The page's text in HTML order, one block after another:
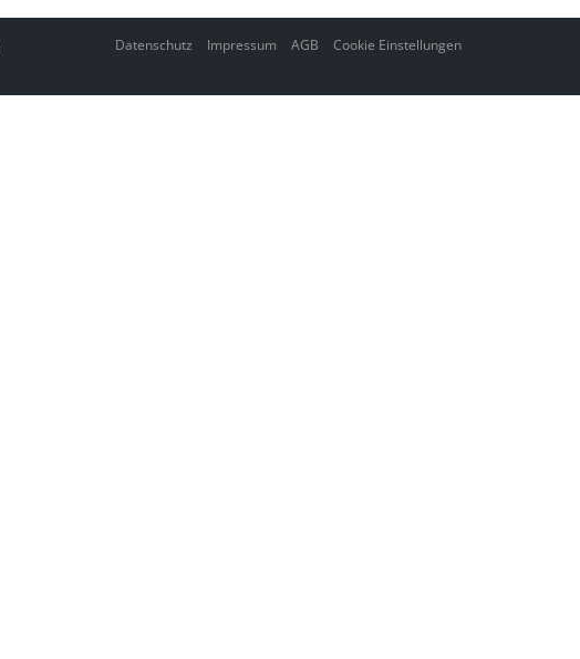
Datenschutz Impressum AGB Cookie Einstellungen